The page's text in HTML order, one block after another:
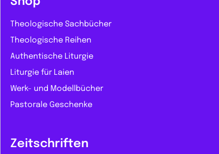
Theologische Sachbücher
Theologische Reihen
Authentische Liturgie
Liturgie für Laien
Werk- und Modellbücher
Pastorale Geschenke
Zeitschriften